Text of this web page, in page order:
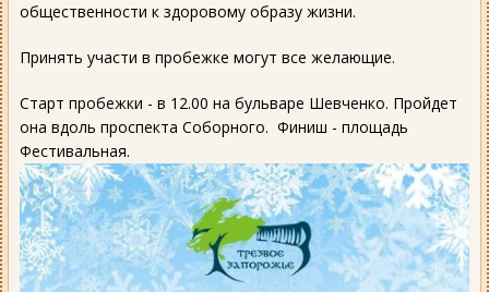
общественности к здоровому образу жизни.
Принять участи в пробежке могут все желающие.
Старт пробежки - в 12.00 на бульваре Шевченко. Пройдет
она вдоль проспекта Соборного. Финиш - площадь
Фестивальная.